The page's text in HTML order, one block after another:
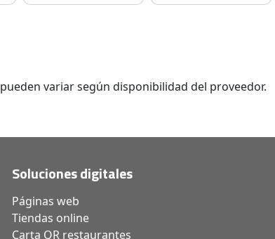
variar según disponibilidad del proveedor.
Soluciones digitales
Páginas web
Tiendas online
Carta QR restaurantes